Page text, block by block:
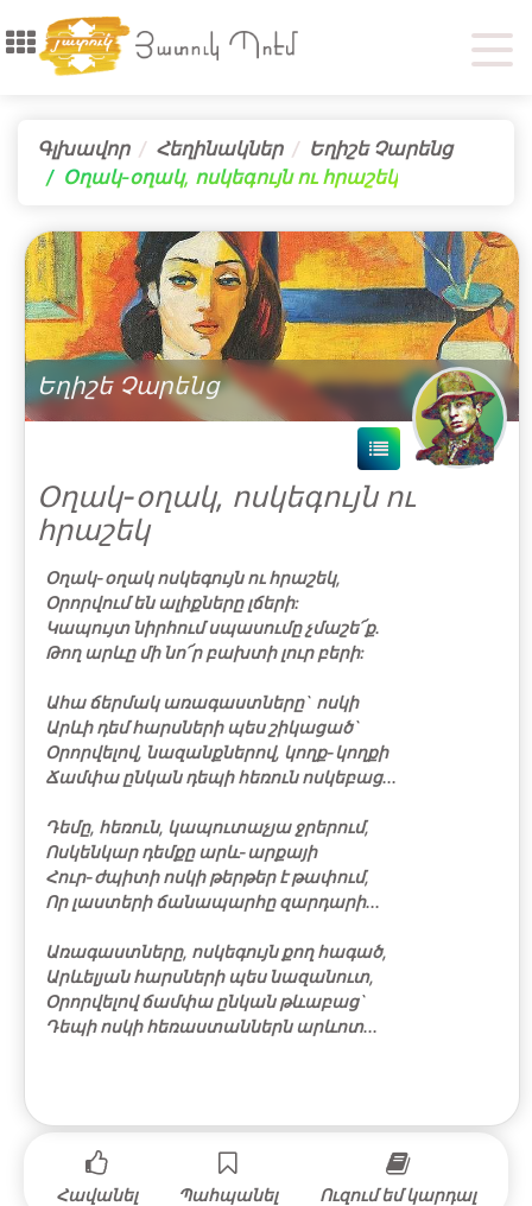
Գլխավոր Հեղինակներ
Եղիշե Չարենց
Օղակ-օղակ, ոսկեգույն ու հրաշեկ
Եղիշե Չարենց
Օղակ-օղակ, ոսկեգույն ու
հրաշեկ
Օղակ-օղակ ոսկեգույն ու հրաշեկ,
Օրորվում են ալիքները լճերի:
Կապույտ նիրհում սպասումը չմաշե՜ք.
Թող արևը մի նո՜ր բախտի լուր բերի:
Ահա ճերմակ առագաստները` ոսկի
Արևի դեմ հարսների պես շիկացած`
Օրորվելով, նազանքներով, կողք-կողքի
Ճամփա ընկան դեպի հեռուն ոսկեբաց...
Դեմը, հեռուն, կապուտաչյա ջրերում,
Ոսկենկար դեմքը արև-արքայի
Հուր-ժպիտի ոսկի թերթեր է թափում,
Որ լաստերի ճանապարհը զարդարի...
Առագաստները, ոսկեգույն քող հագած,
Արևելյան հարսների պես նազանուտ,
Օրորվելով ճամփա ընկան թևաբաց`
Դեպի ոսկի հեռաստաններն արևոտ...
Հավանել Պահպանել Ուզում եմ կարդալ